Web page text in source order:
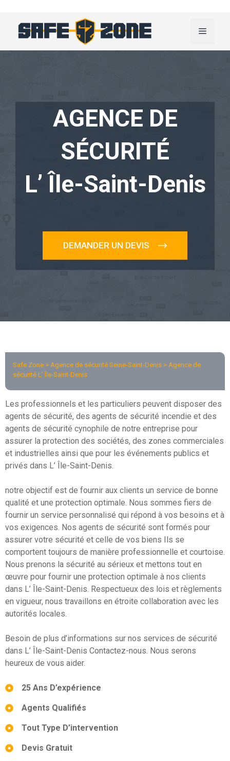
Menu
AGENCE DE
SÉCURITÉ
L’ Île-Saint-Denis
DEMANDER UN DEVIS
Safe Zone > Agence de sécurité Seine-Saint-Denis > Agence de
sécurité L’ Île-Saint-Denis
Les professionnels et les particuliers peuvent disposer des
agents de sécurité, des agents de sécurité incendie et des
agents de sécurité cynophile de notre entreprise pour
assurer la protection des sociétés, des zones commerciales
et industrielles ainsi que pour les événements publics et
privés dans L’ Île-Saint-Denis.
notre objectif est de fournir aux clients un service de bonne
qualité et une protection optimale. Nous sommes fiers de
fournir un service personnalisé qui répond à vos besoins et à
vos exigences. Nos agents de sécurité sont formés pour
assurer votre sécurité et celle de vos biens Ils se
comportent toujours de manière professionnelle et courtoise.
Nous prenons la sécurité au sérieux et mettons tout en
œuvre pour fournir une protection optimale à nos clients
dans L’ Île-Saint-Denis. Respectueux des lois et règlements
en vigueur, nous travaillons en étroite collaboration avec les
autorités locales.
Besoin de plus d’informations sur nos services de sécurité
dans L’ Île-Saint-Denis Contactez-nous. Nous serons
heureux de vous aider.
25 Ans D’expérience
Agents Qualifiés
Tout Type D’intervention
Devis Gratuit